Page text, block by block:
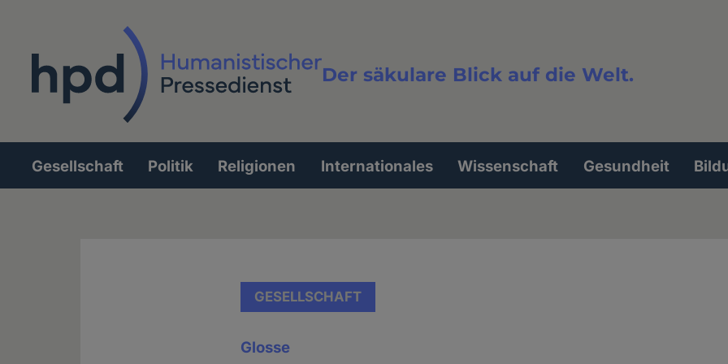
Der säkulare Blick auf die Welt.
Volltextsuche
Hauptnavigation
Gesellschaft Politik Religionen Internationales Wissenschaft Gesundheit
GESELLSCHAFT
Glosse